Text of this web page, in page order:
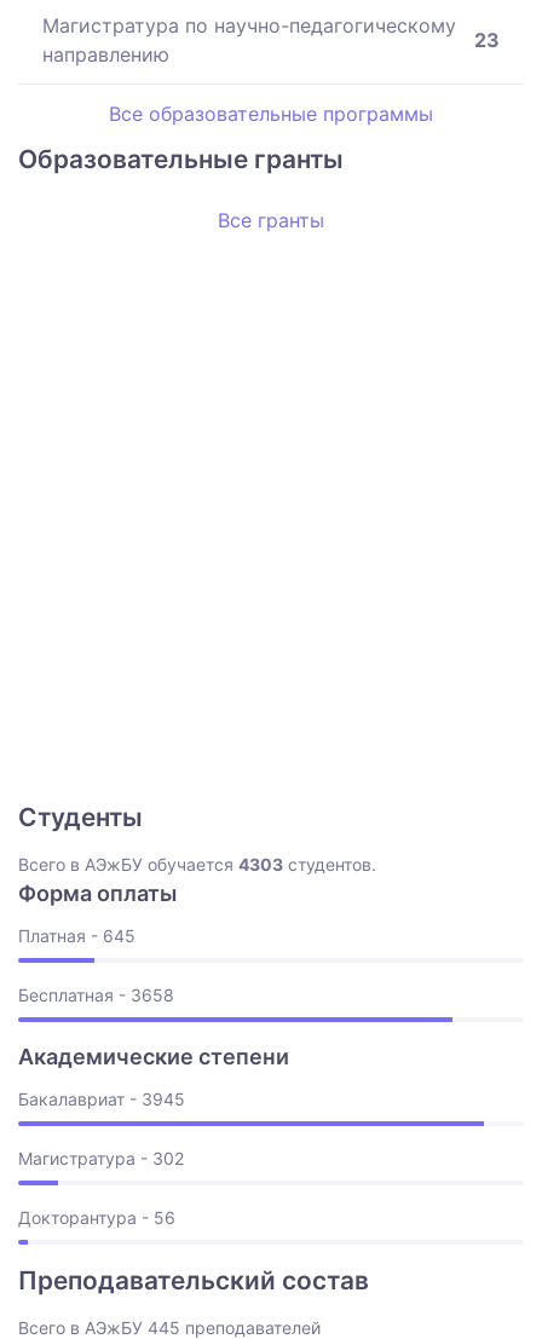
Магистратура по научно-педагогическому
направлению
23
Все образовательные программы
Образовательные гранты
Все гранты
Студенты
Всего в АЭжБУ обучается 4303 студентов.
Форма оплаты
Платная - 645
Бесплатная - 3658
Академические степени
Бакалавриат - 3945
Магистратура - 302
Докторантура - 56
Преподавательский состав
Всего в АЭжБУ 445 преподавателей